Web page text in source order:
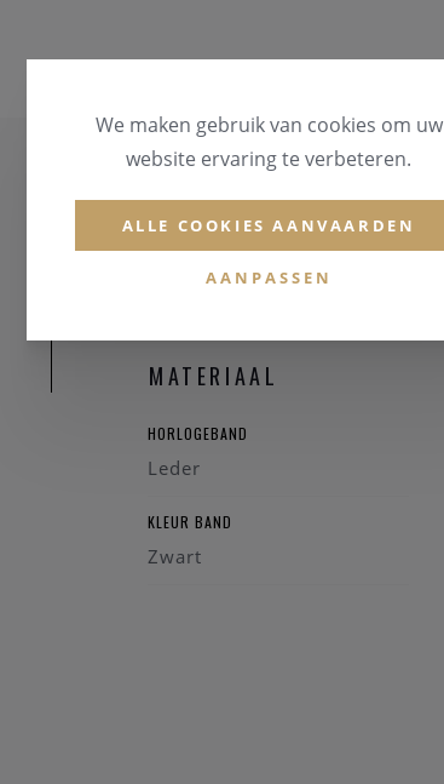
MATERIAAL
HORLOGEBAND
Leder
KLEUR BAND
Zwart
We maken gebruik van cookies om uw
website ervaring te verbeteren.
ALLE COOKIES AANVAARDEN
AANPASSEN